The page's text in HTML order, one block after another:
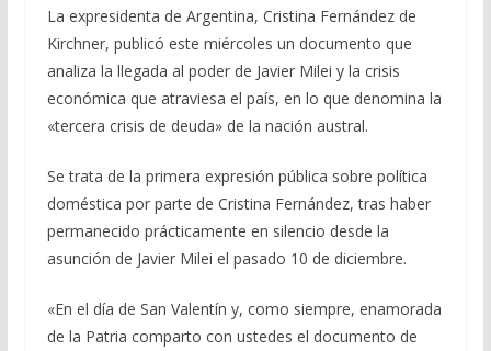
k p r
La expresidenta de Argentina, Cristina Fernández de
Kirchner, publicó este miércoles un documento que
analiza la llegada al poder de Javier Milei y la crisis
económica que atraviesa el país, en lo que denomina la
«tercera crisis de deuda» de la nación austral.
Se trata de la primera expresión pública sobre política
doméstica por parte de Cristina Fernández, tras haber
permanecido prácticamente en silencio desde la
asunción de Javier Milei el pasado 10 de diciembre.
«En el día de San Valentín y, como siempre, enamorada
de la Patria comparto con ustedes el documento de